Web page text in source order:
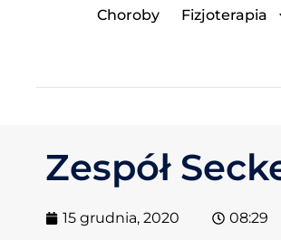
Choroby Fizjoterapia
Zespół
15 grudnia, 2020 08:29